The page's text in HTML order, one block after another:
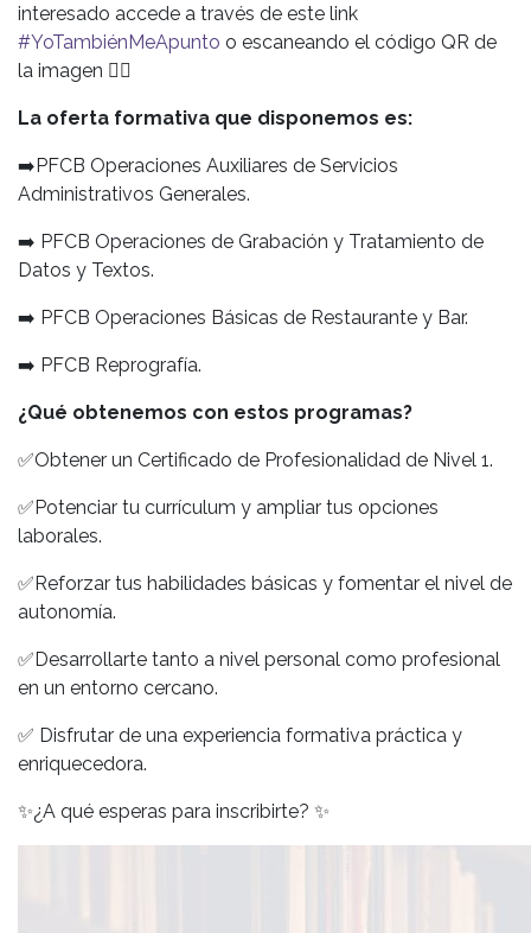
interesado accede a través de este link
#YoTambiénMeApunto o escaneando el código QR de
la imagen 👇🏼
La oferta formativa que disponemos es:
➡️PFCB Operaciones Auxiliares de Servicios
Administrativos Generales.
➡️ PFCB Operaciones de Grabación y Tratamiento de
Datos y Textos.
➡️ PFCB Operaciones Básicas de Restaurante y Bar.
➡️ PFCB Reprografía.
¿Qué obtenemos con estos programas?
✅Obtener un Certificado de Profesionalidad de Nivel 1.
✅Potenciar tu currículum y ampliar tus opciones
laborales.
✅Reforzar tus habilidades básicas y fomentar el nivel de
autonomía.
✅Desarrollarte tanto a nivel personal como profesional
en un entorno cercano.
✅ Disfrutar de una experiencia formativa práctica y
enriquecedora.
✨¿A qué esperas para inscribirte? ✨